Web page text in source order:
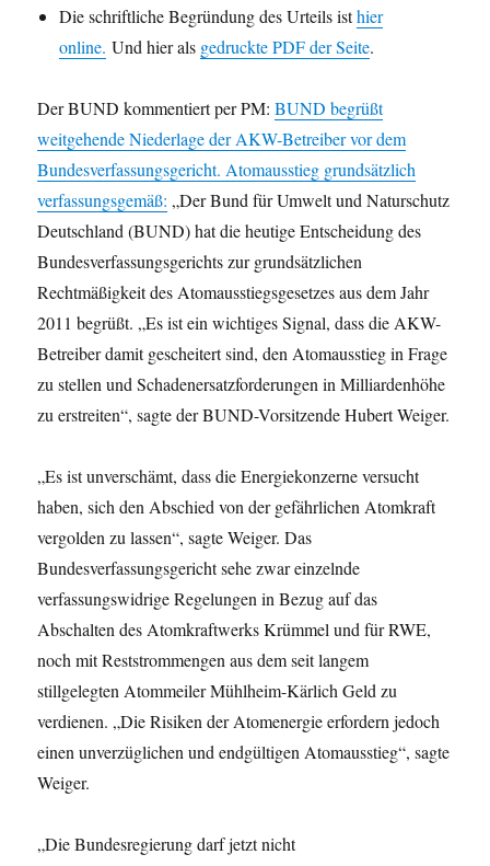
Die schriftliche Begründung des Urteils isthier
online. Und hier als gedruckte PDF der Seite.
Der BUND kommentiert per PM:BUND begrüßt
weitgehende Niederlage der AKW-Betreiber vor dem
Bundesverfassungsgericht. Atomausstieg grundsätzlich
verfassungsgemäß: „Der Bund für Umwelt und Naturschutz
Deutschland (BUND) hat die heutige Entscheidung des
Bundesverfassungsgerichts zur grundsätzlichen
Rechtmäßigkeit des Atomausstiegsgesetzes aus dem Jahr
2011 begrüßt. „Es ist ein wichtiges Signal, dass die AKW-
Betreiber damit gescheitert sind, den Atomausstieg in Frage
zu stellen und Schadenersatzforderungen in Milliardenhöhe
zu erstreiten“, sagte der BUND-Vorsitzende Hubert Weiger.
„Es ist unverschämt, dass die Energiekonzerne versucht
haben, sich den Abschied von der gefährlichen Atomkraft
vergolden zu lassen“, sagte Weiger. Das
Bundesverfassungsgericht sehe zwar einzelnde
verfassungswidrige Regelungen in Bezug auf das
Abschalten des Atomkraftwerks Krümmel und für RWE,
noch mit Reststrommengen aus dem seit langem
stillgelegten Atommeiler Mühlheim-Kärlich Geld zu
verdienen. „Die Risiken der Atomenergie erfordern jedoch
einen unverzüglichen und endgültigen Atomausstieg“, sagte
Weiger.
„Die Bundesregierung darf jetzt nicht